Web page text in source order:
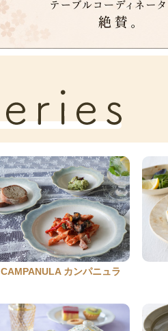
CAMPANULA カンパニュラ